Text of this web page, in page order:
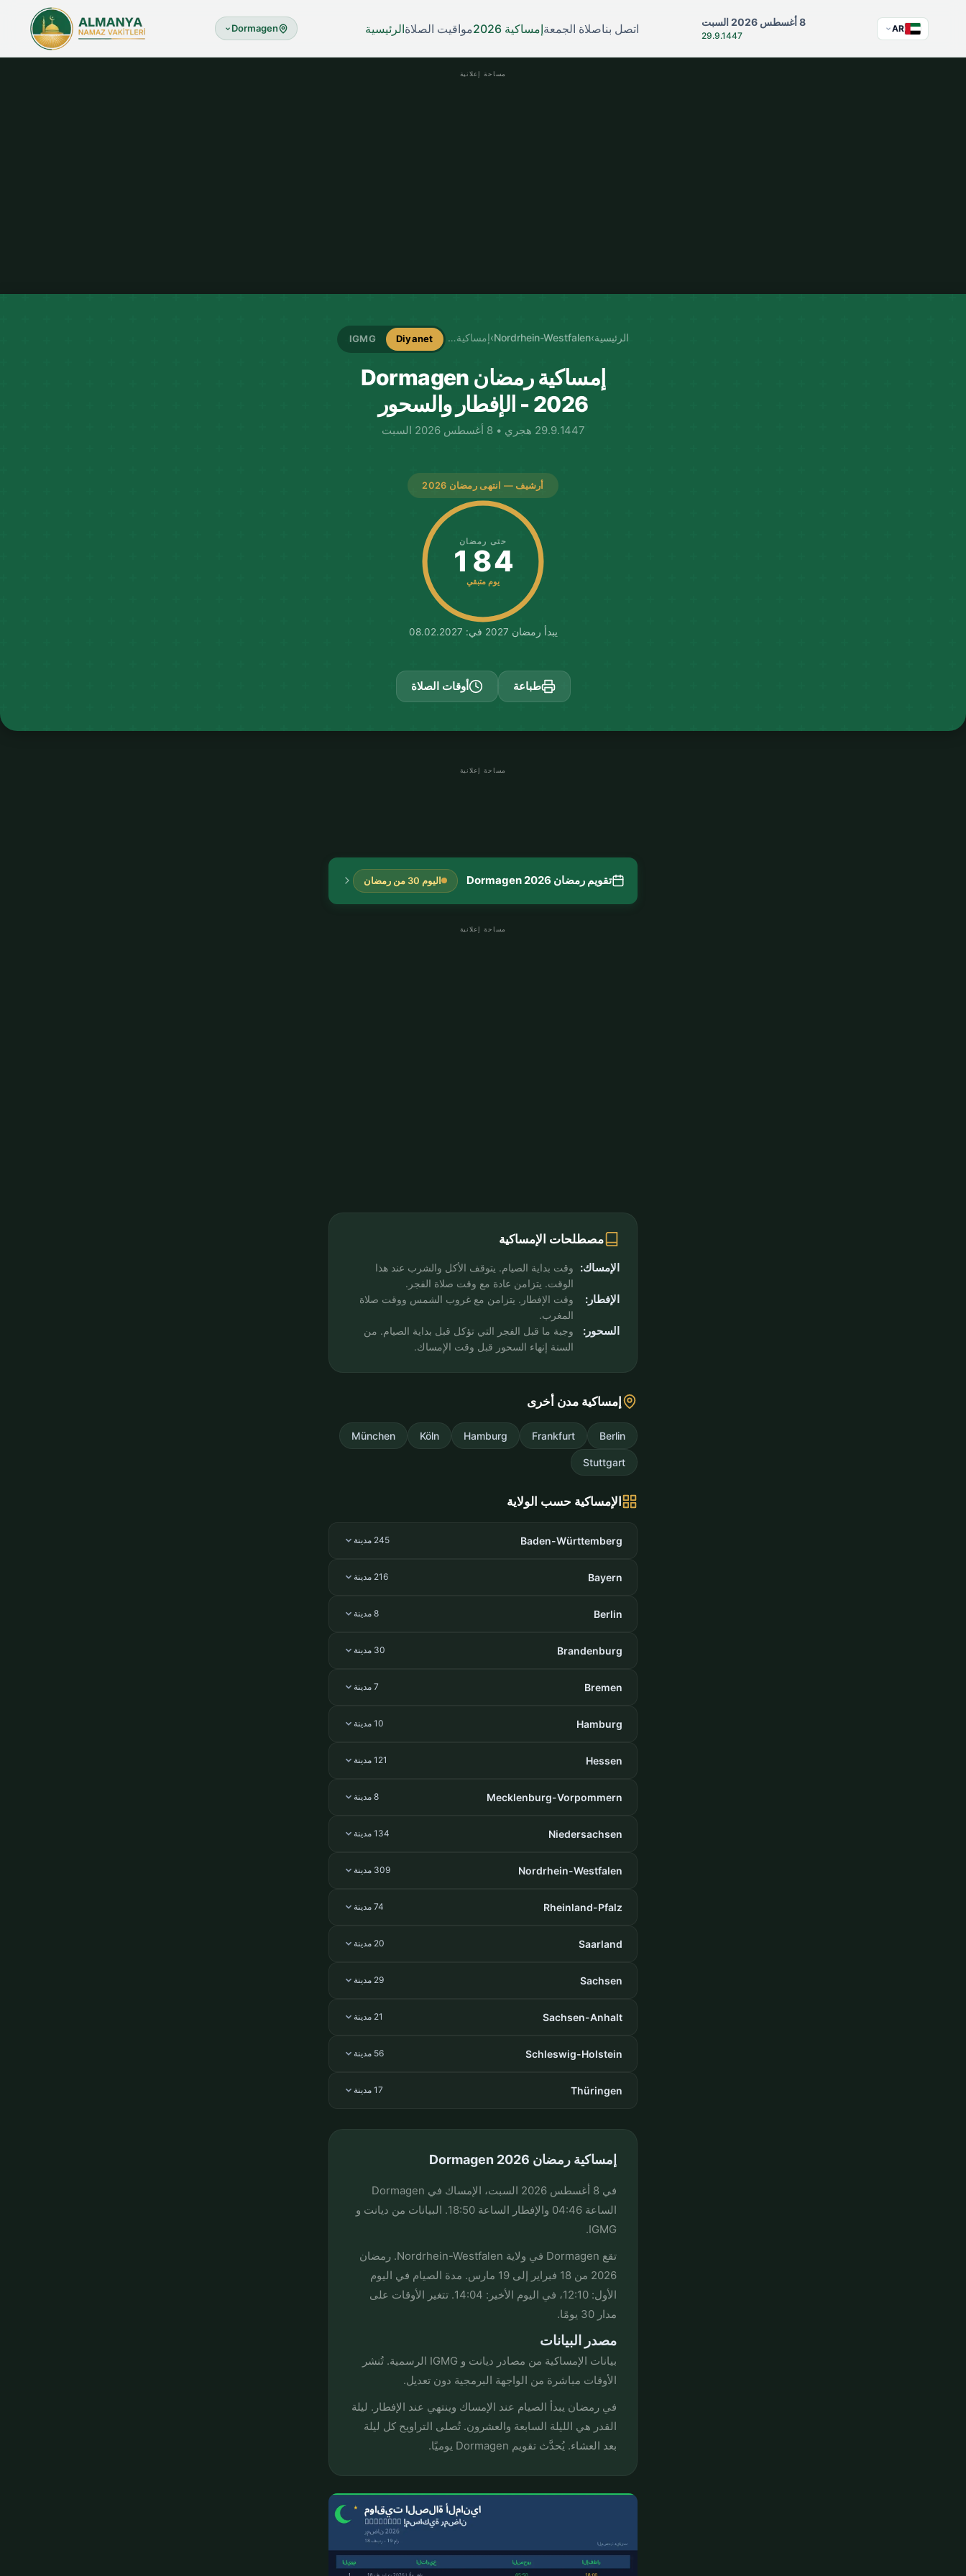
Dormagen الرئيسيةمواقيت الصلاة إمساكية 2026صلاة الجمعةاتصل بنا 8 أغسطس 2026 السبت
29.9.1447
AR
مساحة إعلانية
الرئيسية›
Nordrhein-Westfalen
› إمساكية Dormagen Diyanet
IGMG
إمساكية رمضان Dormagen
2026 - الإفطار والسحور
29.9.1447 هجري • 8 أغسطس 2026 السبت
أرشيف — انتهى رمضان 2026
حتى رمضان
184
يوم متبقي
يبدأ رمضان 2027 في: 08.02.2027
طباعة أوقات الصلاة
مساحة إعلانية
تقويم رمضان Dormagen 2026 اليوم 30 من رمضان
مساحة إعلانية
مصطلحات الإمساكية
الإمساك:
وقت بداية الصيام. يتوقف الأكل والشرب عند هذا
الوقت. يتزامن عادة مع وقت صلاة الفجر.
الإفطار:
وقت الإفطار. يتزامن مع غروب الشمس ووقت صلاة
المغرب.
السحور:
وجبة ما قبل الفجر التي تؤكل قبل بداية الصيام. من
السنة إنهاء السحور قبل وقت الإمساك.
إمساكية مدن أخرى
Berlin
Frankfurt
Hamburg
Köln
München
Stuttgart
الإمساكية حسب الولاية
Baden-Württemberg 245 مدينة
Bayern 216 مدينة
Berlin 8 مدينة
Brandenburg 30 مدينة
Bremen 7 مدينة
Hamburg 10 مدينة
Hessen 121 مدينة
Mecklenburg-Vorpommern 8 مدينة
Niedersachsen 134 مدينة
Nordrhein-Westfalen 309 مدينة
Rheinland-Pfalz 74 مدينة
Saarland 20 مدينة
Sachsen 29 مدينة
Sachsen-Anhalt 21 مدينة
Schleswig-Holstein 56 مدينة
Thüringen 17 مدينة
إمساكية رمضان Dormagen 2026
في 8 أغسطس 2026 السبت، الإمساك في Dormagen
الساعة 04:46 والإفطار الساعة 18:50. البيانات من ديانت و
IGMG.
تقع Dormagen في ولاية Nordrhein-Westfalen. رمضان
2026 من 18 فبراير إلى 19 مارس. مدة الصيام في اليوم
الأول: 12:10، في اليوم الأخير: 14:04. تتغير الأوقات على
مدار 30 يومًا.
مصدر البيانات
بيانات الإمساكية من مصادر ديانت و IGMG الرسمية. تُنشر
الأوقات مباشرة من الواجهة البرمجية دون تعديل.
في رمضان يبدأ الصيام عند الإمساك وينتهي عند الإفطار. ليلة
القدر هي الليلة السابعة والعشرون. تُصلى التراويح كل ليلة
بعد العشاء. يُحدَّث تقويم Dormagen يوميًا.